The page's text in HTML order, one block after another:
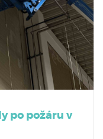
po požáru v